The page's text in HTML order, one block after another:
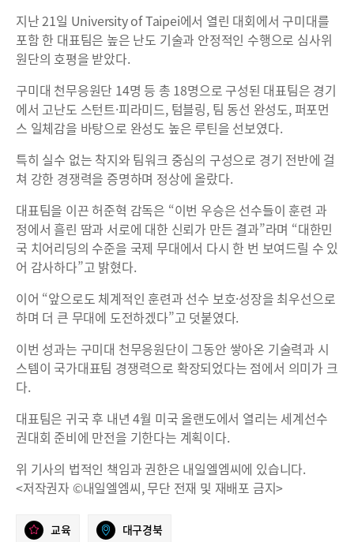
지난 21일 University of Taipei에서 열린 대회에서 구미대를
포함 한 대표팀은 높은 난도 기술과 안정적인 수행으로 심사위
원단의 호평을 받았다.
구미대 천무응원단 14명 등 총 18명으로 구성된 대표팀은 경기
에서 고난도 스턴트·피라미드, 텀블링, 팀 동선 완성도, 퍼포먼
스 일체감을 바탕으로 완성도 높은 루틴을 선보였다.
특히 실수 없는 착지와 팀워크 중심의 구성으로 경기 전반에 걸
쳐 강한 경쟁력을 증명하며 정상에 올랐다.
대표팀을 이끈 허준혁 감독은 “이번 우승은 선수들이 훈련 과
정에서 흘린 땀과 서로에 대한 신뢰가 만든 결과”라며 “대한민
국 치어리딩의 수준을 국제 무대에서 다시 한 번 보여드릴 수 있
어 감사하다”고 밝혔다.
이어 “앞으로도 체계적인 훈련과 선수 보호·성장을 최우선으로
하며 더 큰 무대에 도전하겠다”고 덧붙였다.
이번 성과는 구미대 천무응원단이 그동안 쌓아온 기술력과 시
스템이 국가대표팀 경쟁력으로 확장되었다는 점에서 의미가 크
다.
대표팀은 귀국 후 내년 4월 미국 올랜도에서 열리는 세계선수
권대회 준비에 만전을 기한다는 계획이다.
위 기사의 법적인 책임과 권한은 내일엘엠씨에 있습니다.
<저작권자 ©내일엘엠씨, 무단 전재 및 재배포 금지>
교육 대구경북